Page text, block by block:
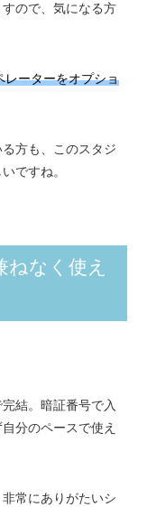
ので、気になる方
レーターをオプショ
方も、このスタジ
ですね。
なく使え
結。暗証番号で入
分のペースで使え
常にありがたいシ